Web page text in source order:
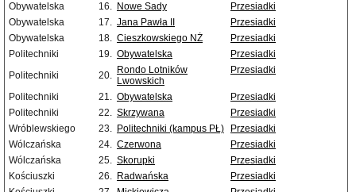
Obywatelska
16. Nowe Sady
Przesiadki
Obywatelska
17. Jana Pawła II
Przesiadki
Obywatelska
18. Cieszkowskiego NŻ
Przesiadki
Politechniki
19. Obywatelska
Przesiadki
Politechniki
20. Rondo Lotników
Lwowskich
Przesiadki
Politechniki 21. Obywatelska
Przesiadki
Politechniki
22. Skrzywana
Przesiadki
Wróblewskiego
23. Politechniki (kampus PŁ)
Przesiadki
Wólczańska
24. Czerwona
Przesiadki
Wólczańska
25. Skorupki
Przesiadki
Kościuszki
26. Radwańska
Przesiadki